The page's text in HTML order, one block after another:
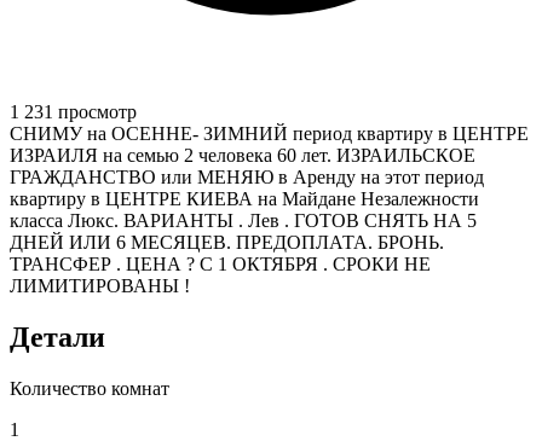
1 231 просмотр
СНИМУ на ОСЕННЕ- ЗИМНИЙ период квартиру в ЦЕНТРЕ
ИЗРАИЛЯ на семью 2 человека 60 лет. ИЗРАИЛЬСКОЕ
ГРАЖДАНСТВО или МЕНЯЮ в Аренду на этот период
квартиру в ЦЕНТРЕ КИЕВА на Майдане Незалежности
класса Люкс. ВАРИАНТЫ . Лев . ГОТОВ СНЯТЬ НА 5
ДНЕЙ ИЛИ 6 МЕСЯЦЕВ. ПРЕДОПЛАТА. БРОНЬ.
ТРАНСФЕР . ЦЕНА ? С 1 ОКТЯБРЯ . СРОКИ НЕ
ЛИМИТИРОВАНЫ !
Детали
Количество комнат
1